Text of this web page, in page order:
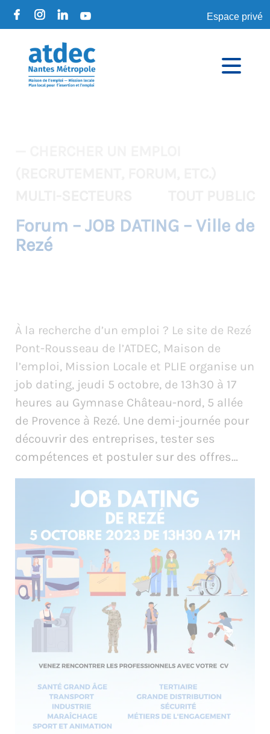
Espace privé
Forum – JOB DATING – Ville de
Rezé
À la recherche d’un emploi ? Le site de Rezé
Pont-Rousseau de l’ATDEC, Maison de
l’emploi, Mission Locale et PLIE organise un
job dating, jeudi 5 octobre, de 13h30 à 17
heures au Gymnase Château-nord, 5 allée
de Provence à Rezé. Une demi-journée pour
découvrir des entreprises, tester ses
compétences et postuler sur des offres…